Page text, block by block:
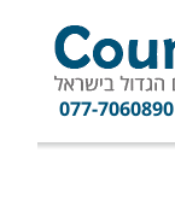
077-7060890